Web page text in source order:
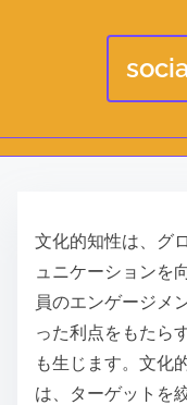
文化的知性は、グ
ュニケーションを
員のエンゲージメ
った利点をもたら
も生じます。文化
は、ターゲットを